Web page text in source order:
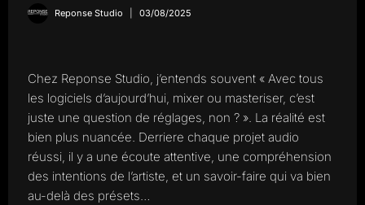
Reponse Studio 03/08/2025
Chez Reponse Studio, j’entends souvent « Avec tous
les logiciels d’aujourd’hui, mixer ou masteriser, c’est
juste une question de réglages, non ? ». La réalité est
bien plus nuancée. Derriere chaque projet audio
réussi, il y a une écoute attentive, une compréhension
des intentions de l’artiste, et un savoir-faire qui va bien
au-delà des présets…